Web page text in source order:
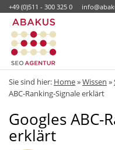
+49 (0)511 - 300 325 0
Sie sind hier: Home»Wissen »
ABC-Ranking-Signale erklärt
Googles ABC-
erklärt